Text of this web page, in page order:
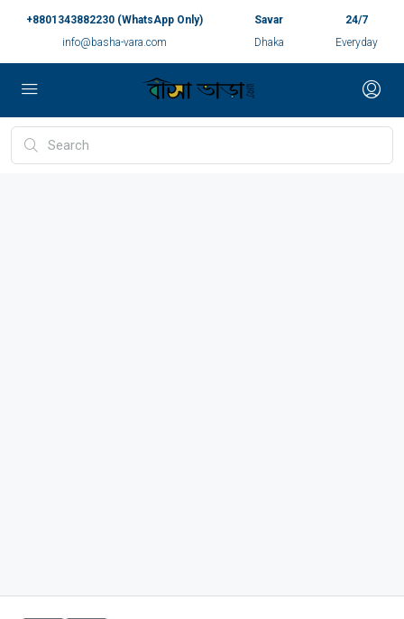
+8801343882230 (WhatsApp Only)
info@basha-vara.com
Savar
Dhaka
24/7
Everyday